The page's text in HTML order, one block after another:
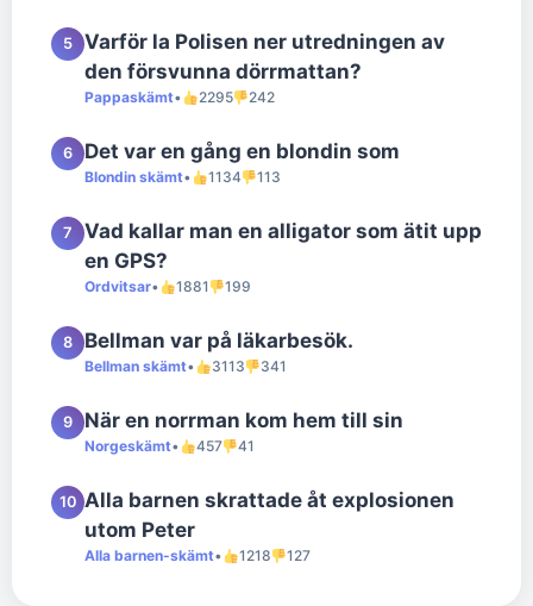
5
Varför la Polisen ner utredningen av
den försvunna dörrmattan?
Pappaskämt• 2295 242
6 Det var en gång en blondin som
Blondin skämt• 1134 113
7
Vad kallar man en alligator som ätit upp
en GPS?
Ordvitsar• 1881 199
8 Bellman var på läkarbesök.
Bellman skämt• 3113 341
9 När en norrman kom hem till sin
Norgeskämt• 457 41
10 Alla barnen skrattade åt explosionen
utom Peter
Alla barnen-skämt• 1218 127